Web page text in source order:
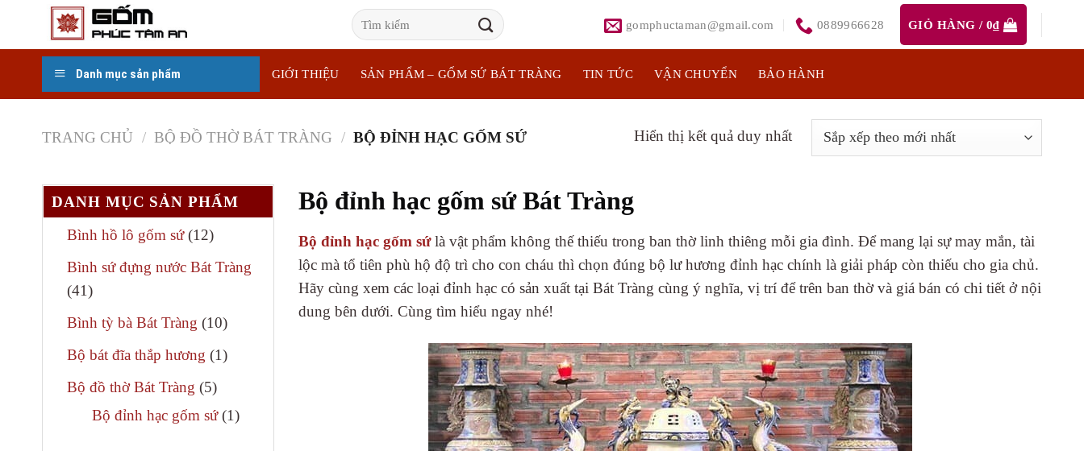
content
Tìm
kiếm:
gomphuctaman@gmail.com 0889966628 GIỎ HÀNG / 0₫
Danh mục sản phẩm GIỚI THIỆU SẢN PHẨM – GỐM SỨ BÁT TRÀNG TIN TỨC VẬN CHUYỂN BẢO HÀNH
TRANG CHỦ / BỘ ĐỒ THỜ BÁT TRÀNG / BỘ ĐỈNH HẠC GỐM SỨ Hiển thị kết quả duy nhất
DANH MỤC SẢN PHẨM
Bình hồ lô gốm sứ 1212
Bình sứ đựng nước Bát Tràng
4141
phẩm
Bình tỳ bà Bát Tràng 1010
phẩm
Bộ bát đĩa thắp hương 11
Bộ đồ thờ Bát Tràng 55
sản
Bộ đỉnh hạc gốm sứ 11
Bộ đỉnh hạc gốm sứ Bát Tràng
Bộ đỉnh hạc gốm sứlà vật phẩm không thế thiếu trong ban thờ linh thiêng mỗi gia đình. Để mang lại sự may mắn, tài
lộc mà tổ tiên phù hộ độ trì cho con cháu thì chọn đúng bộ lư hương đỉnh hạc chính là giải pháp còn thiếu cho gia chủ.
Hãy cùng xem các loại đỉnh hạc có sản xuất tại Bát Tràng cùng ý nghĩa, vị trí để trên ban thờ và giá bán có chi tiết ở nội
dung bên dưới. Cùng tìm hiểu ngay nhé!